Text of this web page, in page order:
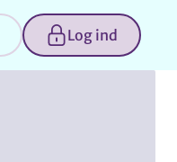
Log ind